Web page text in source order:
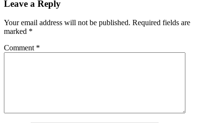
Leave a Reply
Your email address will not be published. Required fields are
marked *
Comment *